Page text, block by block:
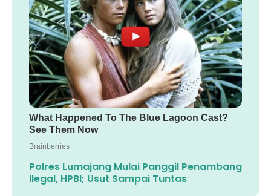
Polres Lumajang Mulai Panggil Penambang
Ilegal, HPBI; Usut Sampai Tuntas